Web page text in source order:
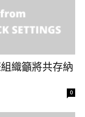
織籲將共存納
0